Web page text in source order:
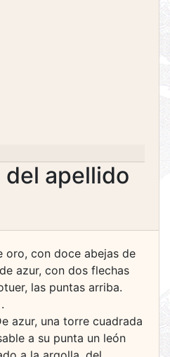
apellido
oro, con doce abejas de
azur, con dos flechas
las puntas arriba.
azur, una torre cuadrada
a su punta un león